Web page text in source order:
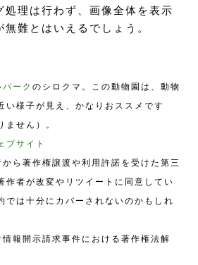
処理は行わず、画像全体を表示
難とはいえるでしょう。
パークのシロクマ。この動物園は、動物
い様子が見え、かなりおススメです
ません）。
ブサイト
ら著作権譲渡や利用許諾を受けた第三
作者が改変やリツイートに同意してい
では十分にカバーされないのかもしれ
報開示請求事件における著作権法解